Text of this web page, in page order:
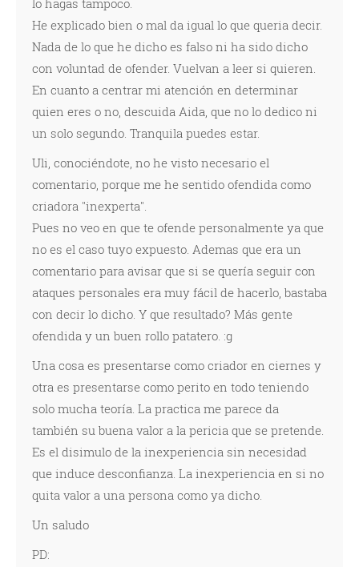
lo hagas tampoco.
He explicado bien o mal da igual lo que queria decir.
Nada de lo que he dicho es falso ni ha sido dicho
con voluntad de ofender. Vuelvan a leer si quieren.
En cuanto a centrar mi atención en determinar
quien eres o no, descuida Aida, que no lo dedico ni
un solo segundo. Tranquila puedes estar.
Uli, conociéndote, no he visto necesario el
comentario, porque me he sentido ofendida como
criadora "inexperta".
Pues no veo en que te ofende personalmente ya que
no es el caso tuyo expuesto. Ademas que era un
comentario para avisar que si se quería seguir con
ataques personales era muy fácil de hacerlo, bastaba
con decir lo dicho. Y que resultado? Más gente
ofendida y un buen rollo patatero. :g
Una cosa es presentarse como criador en ciernes y
otra es presentarse como perito en todo teniendo
solo mucha teoría. La practica me parece da
también su buena valor a la pericia que se pretende.
Es el disimulo de la inexperiencia sin necesidad
que induce desconfianza. La inexperiencia en si no
quita valor a una persona como ya dicho.
Un saludo
PD: